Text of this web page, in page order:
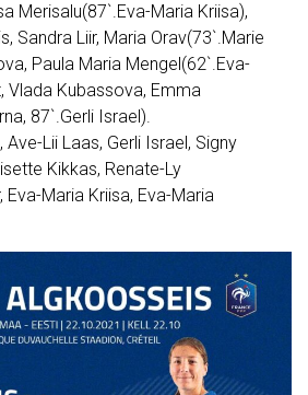
Merisalu(87`.Eva-Maria Kriisa),
Sandra Liir, Maria Orav(73`.Marie
Paula Maria Mengel(62`.Eva-
Vlada Kubassova, Emma
87`.Gerli Israel).
Ave-Lii Laas, Gerli Israel, Signy
Kikkas, Renate-Ly
Eva-Maria Kriisa, Eva-Maria